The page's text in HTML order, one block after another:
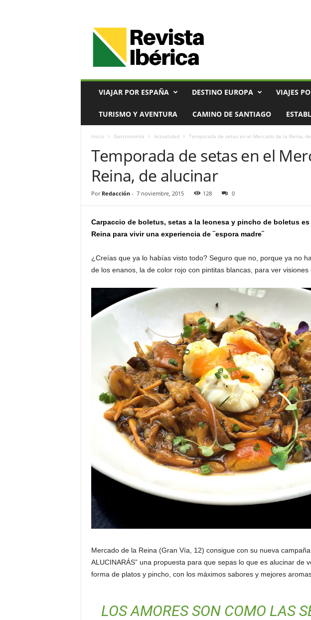
VIAJAR POR ESPAÑA DESTINO EUROPA VIAJES
TURISMO Y AVENTURA CAMINO DE SANTIAGO
Inicio Gastronomía Actualidad Temporada de setas en el Mercado de la Reina,
Temporada de setas en el
Reina, de alucinar
Por Redacción- 7 noviembre, 2015 128 0
Carpaccio de boletus, setas a la leonesa y pincho de boletus
Reina para vivir una experiencia de ¨espora madre¨
¿Creías que ya lo habías visto todo? Seguro que no, porque ya no
de los enanos, la de color rojo con pintitas blancas, para ver visiones
Mercado de la Reina (Gran Vía, 12) consigue con su nueva
ALUCINARÁS” una propuesta para que sepas lo que es alucinar de
forma de platos y pincho, con los máximos sabores y mejores
LOS AMORES SON COMO LAS